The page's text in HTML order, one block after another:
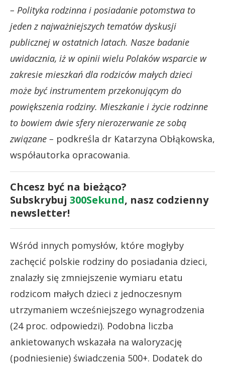
– Polityka rodzinna i posiadanie potomstwa to
jeden z najważniejszych tematów dyskusji
publicznej w ostatnich latach. Nasze badanie
uwidacznia, iż w opinii wielu Polaków wsparcie w
zakresie mieszkań dla rodziców małych dzieci
może być instrumentem przekonującym do
powiększenia rodziny. Mieszkanie i życie rodzinne
to bowiem dwie sfery nierozerwanie ze sobą
związane – podkreśla dr Katarzyna Obłąkowska,
współautorka opracowania.
Chcesz być na bieżąco?
Subskrybuj 300Sekund, nasz codzienny
newsletter!
Wśród innych pomysłów, które mogłyby
zachęcić polskie rodziny do posiadania dzieci,
znalazły się zmniejszenie wymiaru etatu
rodzicom małych dzieci z jednoczesnym
utrzymaniem wcześniejszego wynagrodzenia
(24 proc. odpowiedzi). Podobna liczba
ankietowanych wskazała na waloryzację
(podniesienie) świadczenia 500+. Dodatek do